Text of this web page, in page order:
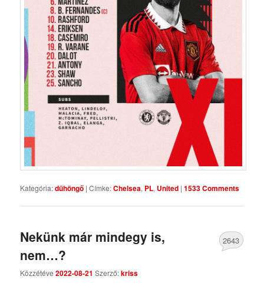
Kategória:dühöngő |Címke:Chelsea, PL, United |1533 Comments
Nekünk már mindegy is,
nem…?
Közzétéve2022-08-21 Szerző:kriss
2643